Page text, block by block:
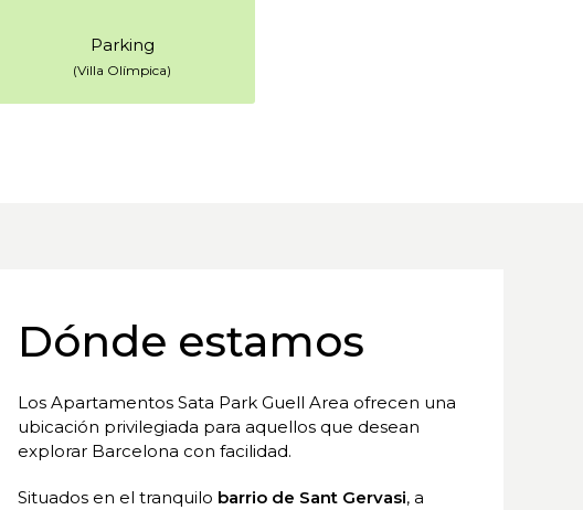
Parking
(Villa Olímpica)
Dónde estamos
Los Apartamentos Sata Park Guell Area ofrecen una
ubicación privilegiada para aquellos que desean
explorar Barcelona con facilidad.
Situados en el tranquilo barrio de Sant Gervasi, a